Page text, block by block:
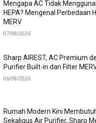
Mengapa AC Tidak
HEPA? Mengenal Perbedaan
MERV
07/08/2026
Sharp AIREST, AC Premium
Purifier Built-in dan Filter
06/08/2026
Rumah Modern Kini
Sekaligus Air Purifier, Sharp